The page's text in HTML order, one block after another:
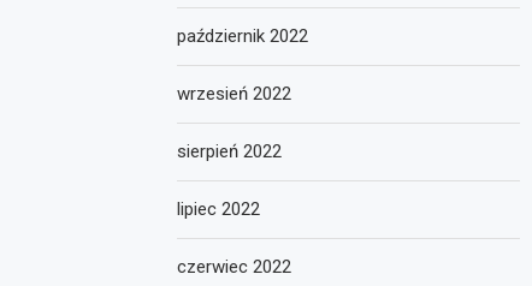
październik 2022
wrzesień 2022
sierpień 2022
lipiec 2022
czerwiec 2022